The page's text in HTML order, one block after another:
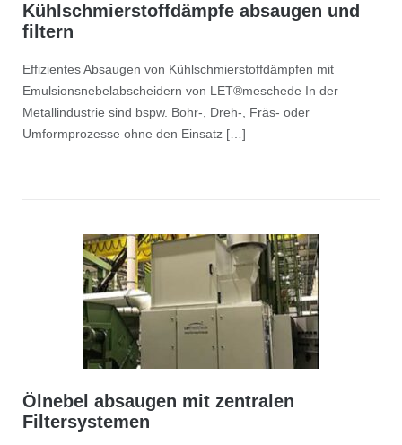
Kühlschmierstoffdämpfe absaugen und
filtern
Effizientes Absaugen von Kühlschmierstoffdämpfen mit
Emulsionsnebelabscheidern von LET®meschede In der
Metallindustrie sind bspw. Bohr-, Dreh-, Fräs- oder
Umformprozesse ohne den Einsatz […]
Ölnebel absaugen mit zentralen
Filtersystemen